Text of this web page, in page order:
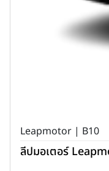
Leapmotor | B10
ลีปมอเตอร์